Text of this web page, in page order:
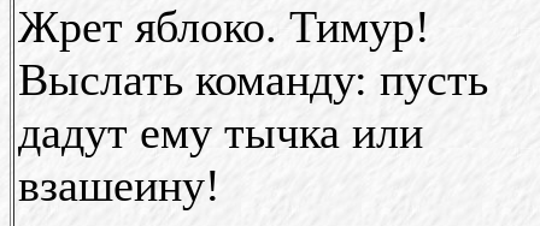
Жрет яблоко. Тимур!
Выслать команду: пусть
дадут ему тычка или
взашеину!